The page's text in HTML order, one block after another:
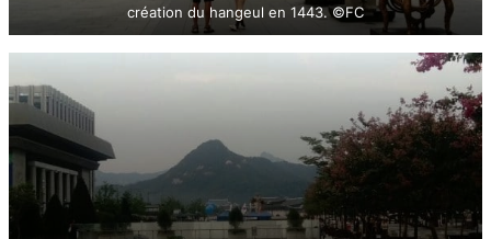
création du hangeul en 1443. ©FC